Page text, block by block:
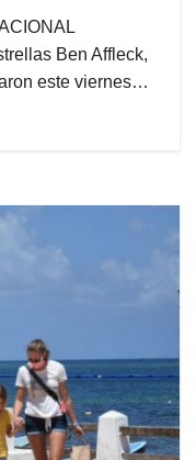
Ben Affleck,
este viernes…